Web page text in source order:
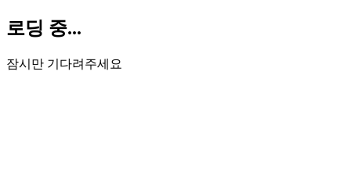
로딩 중...
잠시만 기다려주세요